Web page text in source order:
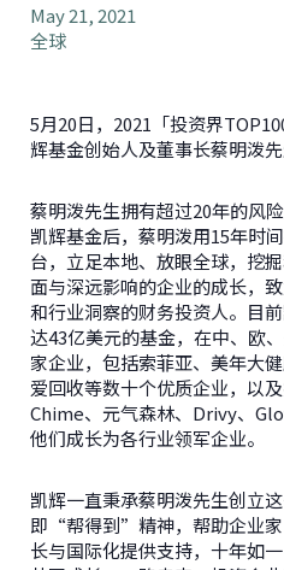
May 21, 2021
全球
5月20日，2021「投资界
辉基金创始人及董事长蔡明泼先
蔡明泼先生拥有超过20年的风
凯辉基金后，蔡明泼用15年时
台，立足本地、放眼全球，挖
面与深远影响的企业的成长，
和行业洞察的财务投资人。目
达43亿美元的基金，在中、欧
家企业，包括索菲亚、美年大
爱回收等数十个优质企业，以
Chime、元气森林、Drivy、
他们成长为各行业领军企业。
凯辉一直秉承蔡明泼先生创立
即“帮得到”精神，帮助企业
长与国际化提供支持，十年如